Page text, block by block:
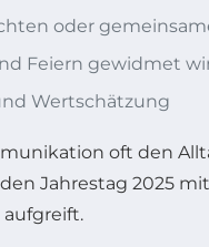
oder
Feiern gewidmet
Wertschätzung
oft den
Jahrestag 2025